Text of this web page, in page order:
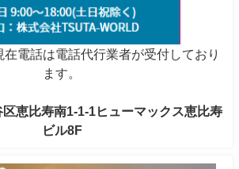
在電話は電話代行業者が受付しており
ます。
恵比寿南1-1-1ヒューマックス恵比寿
ビル8F